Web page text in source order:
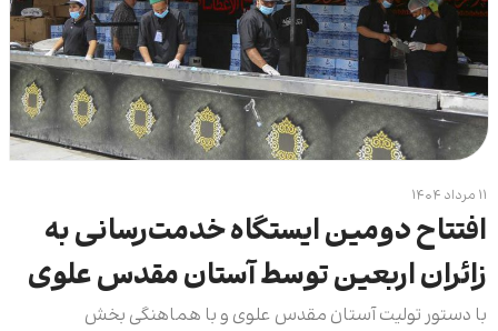
۱۱ مرداد ۱۴۰۴
افتتاح دومین ایستگاه خدمت‌رسانی به
زائران اربعین توسط آستان مقدس علوی
با دستور تولیت آستان مقدس علوی و با هماهنگی بخش